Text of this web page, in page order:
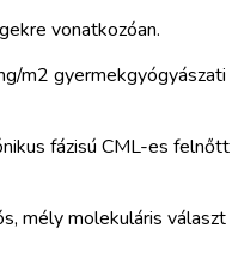
vonatkozóan.
m2 gyermekgyógyászati
fázisú CML-es felnőtt
mély molekuláris választ